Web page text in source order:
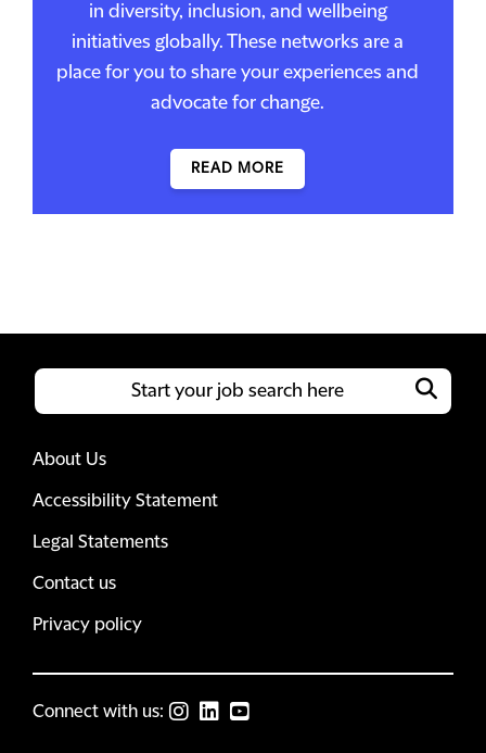
in diversity, inclusion, and wellbeing
initiatives globally. These networks are a
place for you to share your experiences and
advocate for change.
READ MORE
About Us
Accessibility Statement
Legal Statements
Contact us
Privacy policy
Connect with us: